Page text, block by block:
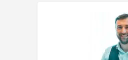
changement dans votre
des pathologies (ex.